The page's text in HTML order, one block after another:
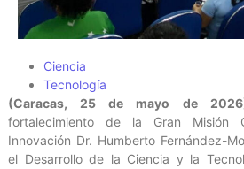
Ciencia
Tecnología
(Caracas, 25 de mayo de
fortalecimiento de la Gran Misión
Innovación Dr. Humberto Fernández-
el Desarrollo de la Ciencia y la